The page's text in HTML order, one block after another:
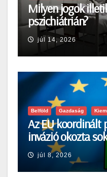
Milyen jogok
pszichiátrián?
júl 14, 2026
Belföld Gazdaság
Az EU koordinált
invázió okozta
júl 8, 2026